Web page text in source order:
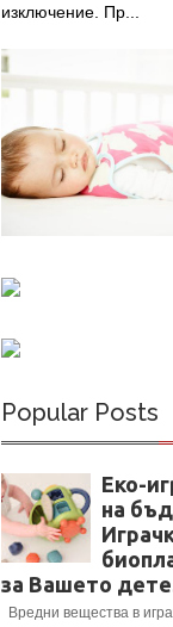
изключение. Пр...
Popular Posts
Еко-
на
за Вашето
Вредни вещества в